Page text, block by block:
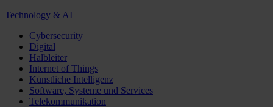
Technology & AI
Cybersecurity
Digital
Halbleiter
Internet of Things
Künstliche Intelligenz
Software, Systeme und Services
Telekommunikation